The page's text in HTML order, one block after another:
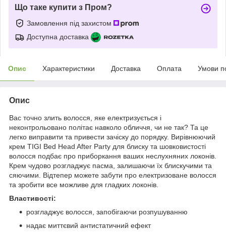
Що таке купити з Пром?
Замовлення під захистом
Доступна доставка
Опис Характеристики Доставка Оплата Умови
Опис
Вас точно злить волосся, яке електризується і
неконтрольовано політає навколо обличчя, чи не так? Та це
легко виправити та привести зачіску до порядку. Вирівнюючий
крем TIGI Bed Head After Party для блиску та шовковистості
волосся подбає про приборкання ваших неслухняних локонів.
Крем чудово розгладжує пасма, залишаючи їх блискучими та
сяючими. Відтепер можете забути про електризоване волосся
та зробити все можливе для гладких локонів.
Властивості:
розгладжує волосся, запобігаючи розпушуванню
надає миттєвий антистатичний ефект